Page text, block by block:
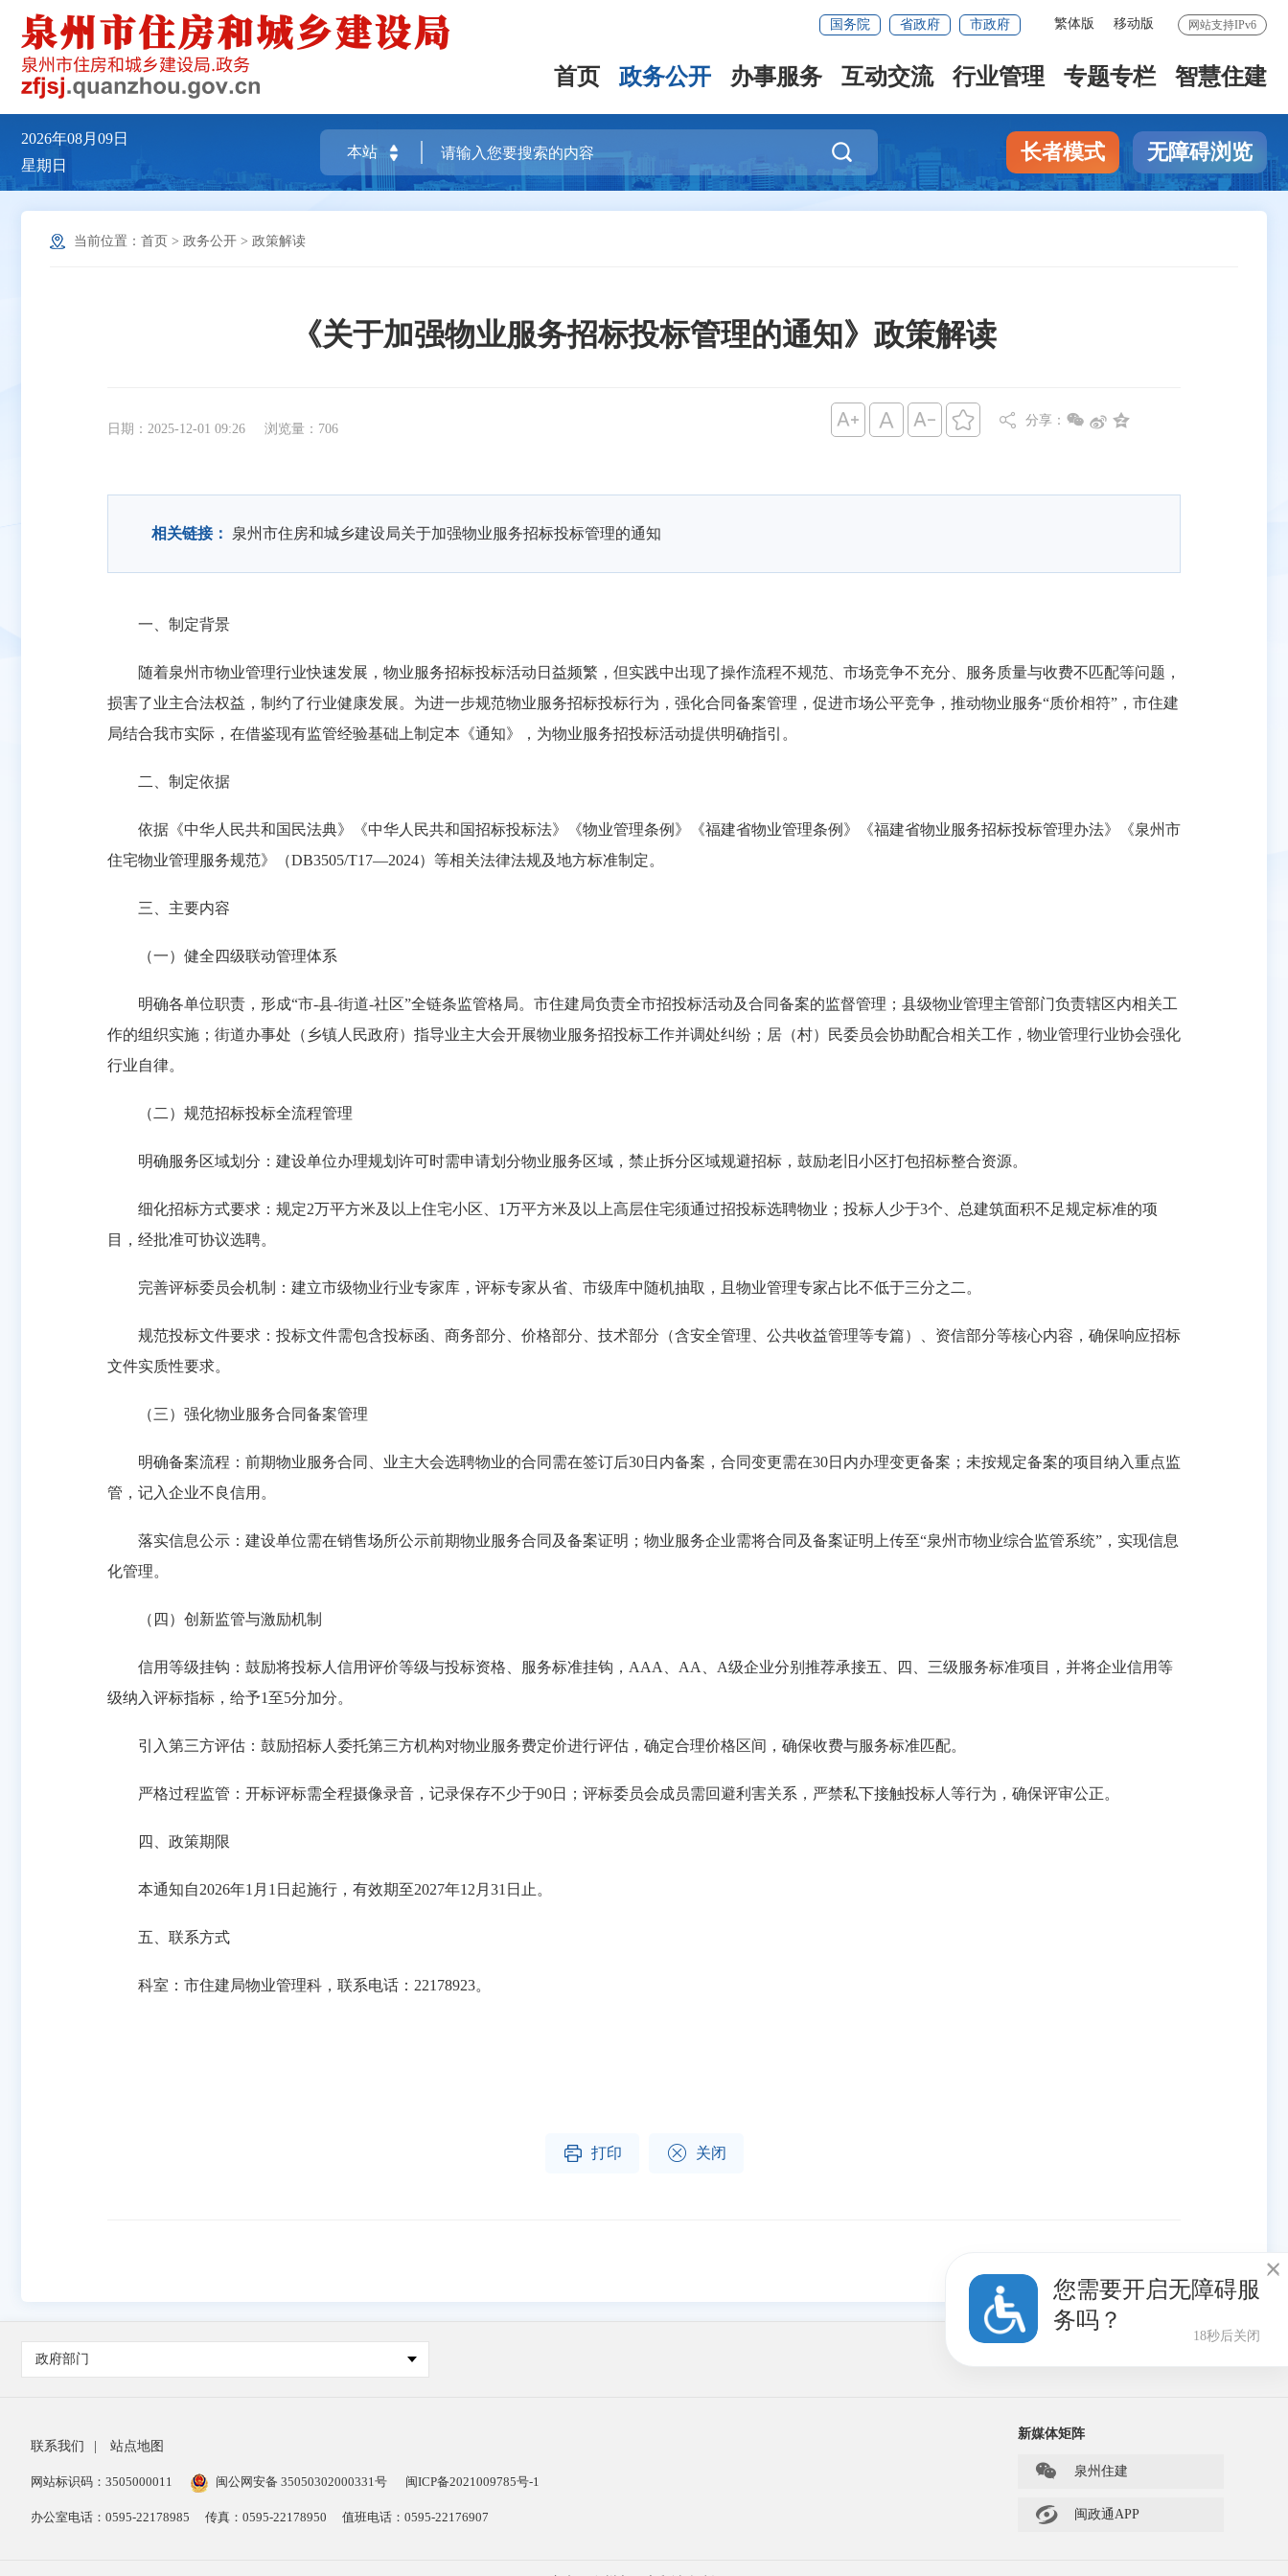
网站支持IPv6
繁体版 移动版
国务院 省政府 市政府
首页 政务公开 办事服务 互动交流 行业管理 专题专栏 智慧住建
2026年08月09日
星期日
 长者模式 无障碍浏览
当前位置： 首页 > 政务公开 > 政策解读
《关于加强物业服务招标投标管理的通知》政策解读
日期：2025-12-01 09:26 浏览量： 706      分享：   
相关链接： 泉州市住房和城乡建设局关于加强物业服务招标投标管理的通知
一、制定背景
随着泉州市物业管理行业快速发展，物业服务招标投标活动日益频繁，但实践中出现了操作流程不规范、市场竞争不充分、服务质量与收费不匹配等问题，
损害了业主合法权益，制约了行业健康发展。为进一步规范物业服务招标投标行为，强化合同备案管理，促进市场公平竞争，推动物业服务“质价相符”，市住建
局结合我市实际，在借鉴现有监管经验基础上制定本《通知》，为物业服务招投标活动提供明确指引。
二、制定依据
依据《中华人民共和国民法典》《中华人民共和国招标投标法》《物业管理条例》《福建省物业管理条例》《福建省物业服务招标投标管理办法》《泉州市
住宅物业管理服务规范》（DB3505/T17—2024）等相关法律法规及地方标准制定。
三、主要内容
（一）健全四级联动管理体系
明确各单位职责，形成“市-县-街道-社区”全链条监管格局。市住建局负责全市招投标活动及合同备案的监督管理；县级物业管理主管部门负责辖区内相关工
作的组织实施；街道办事处（乡镇人民政府）指导业主大会开展物业服务招投标工作并调处纠纷；居（村）民委员会协助配合相关工作，物业管理行业协会强化
行业自律。
（二）规范招标投标全流程管理
明确服务区域划分：建设单位办理规划许可时需申请划分物业服务区域，禁止拆分区域规避招标，鼓励老旧小区打包招标整合资源。
细化招标方式要求：规定2万平方米及以上住宅小区、1万平方米及以上高层住宅须通过招投标选聘物业；投标人少于3个、总建筑面积不足规定标准的项
目，经批准可协议选聘。
完善评标委员会机制：建立市级物业行业专家库，评标专家从省、市级库中随机抽取，且物业管理专家占比不低于三分之二。
规范投标文件要求：投标文件需包含投标函、商务部分、价格部分、技术部分（含安全管理、公共收益管理等专篇）、资信部分等核心内容，确保响应招标
文件实质性要求。
（三）强化物业服务合同备案管理
明确备案流程：前期物业服务合同、业主大会选聘物业的合同需在签订后30日内备案，合同变更需在30日内办理变更备案；未按规定备案的项目纳入重点监
管，记入企业不良信用。
落实信息公示：建设单位需在销售场所公示前期物业服务合同及备案证明；物业服务企业需将合同及备案证明上传至“泉州市物业综合监管系统”，实现信息
化管理。
（四）创新监管与激励机制
信用等级挂钩：鼓励将投标人信用评价等级与投标资格、服务标准挂钩，AAA、AA、A级企业分别推荐承接五、四、三级服务标准项目，并将企业信用等
级纳入评标指标，给予1至5分加分。
引入第三方评估：鼓励招标人委托第三方机构对物业服务费定价进行评估，确定合理价格区间，确保收费与服务标准匹配。
严格过程监管：开标评标需全程摄像录音，记录保存不少于90日；评标委员会成员需回避利害关系，严禁私下接触投标人等行为，确保评审公正。
四、政策期限
本通知自2026年1月1日起施行，有效期至2027年12月31日止。
五、联系方式
科室：市住建局物业管理科，联系电话：22178923。
 打印  关闭
政府部门
联系我们 站点地图
网站标识码：3505000011 闽公网安备 35050302000331号 闽ICP备2021009785号-1
办公室电话：0595-22178985 传真：0595-22178950 值班电话：0595-22176907
新媒体矩阵
泉州住建
 闽政通APP
您需要开启无障碍服
务吗？
17秒后关闭
